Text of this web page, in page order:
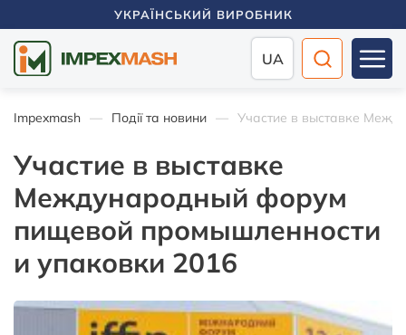
УКРАЇНСЬКИЙ ВИРОБНИК
UA
Impexmash Події та новини Участие в выставке
Участие в выставке
Международный форум
пищевой промышленности
и упаковки 2016